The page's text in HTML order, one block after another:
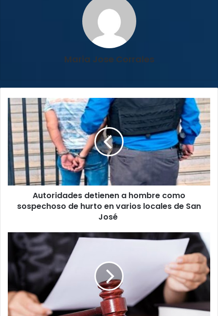
Maria Jose Corrales
Autoridades
detienen
a
hombre
como
sospechoso
de
hurto
en
locales
José
Autoridades detienen a hombre como
sospechoso de hurto en varios locales de San
José
Sentencian
con
años
cárcel
hombre